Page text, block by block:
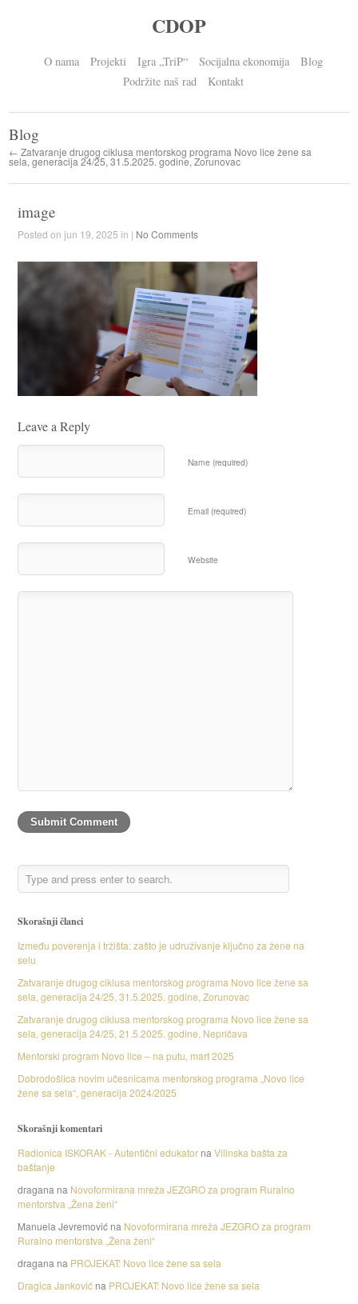
CDOP
O nama Projekti Igra „TriP“ Socijalna ekonomija
Blog
Podržite naš rad
Kontakt
Blog
← Zatvaranje drugog ciklusa mentorskog programa Novo lice žene sa
sela, generacija 24/25, 31.5.2025. godine, Zorunovac
image
Posted on jun 19, 2025 in | No Comments
Leave a Reply
Name (required)
Email (required)
Website
Skorašnji članci
Između poverenja i tržišta: zašto je udruživanje ključno za žene na
selu
Zatvaranje drugog ciklusa mentorskog programa Novo lice žene sa
sela, generacija 24/25, 31.5.2025. godine, Zorunovac
Zatvaranje drugog ciklusa mentorskog programa Novo lice žene sa
sela, generacija 24/25, 21.5.2025. godine, Nepričava
Mentorski program Novo lice – na putu, mart 2025
Dobrodošlica novim učesnicama mentorskog programa „Novo lice
žene sa sela“, generacija 2024/2025
Skorašnji komentari
Radionica ISKORAK - Autentični edukatorna Vilinska bašta za
baštanje
dragana na Novoformirana mreža JEZGRO za program Ruralno
mentorstva „Žena ženi“
Manuela Jevremovićna Novoformirana mreža JEZGRO za program
Ruralno mentorstva „Žena ženi“
dragana na PROJEKAT: Novo lice žene sa sela
Dragica Jankovićna PROJEKAT: Novo lice žene sa sela